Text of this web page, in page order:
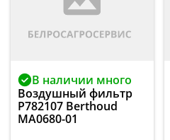
В наличии много
Воздушный фильтр
P782107 Berthoud
MA0680-01